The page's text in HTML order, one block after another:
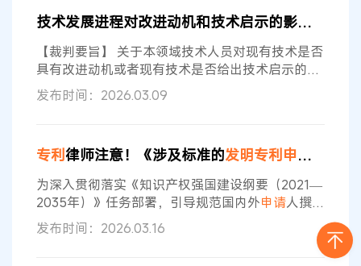
事务的商务部副部长兼USPTO局长约翰·A·斯奎尔
斯表示："我曾向参议院司法委员会及各领域 发明 人
郑重承诺'积极拥抱AI
技术发展进程对改进动机和技术启示的影响 含二审判决书原文
【裁判要旨】 关于本领域技术人员对现有技术是否
具有改进动机或者现有技术是否给出技术启示的判
断，可以综合考量申请日前所属技术领域的发展状
况和发展进程。如果在
因素更多。在此情形下，应当慎重认定本领域技术
人员对现有技术具有改进动机或者现有技术给出技
术启示。 【关键词】 行政发明专利申请驳回
发布时间：2026.03.09
专利律师注意！《涉及标准的发明专利申请
为深入贯彻落实《知识产权强国建设纲要（2021—
2035年）》任务部署，引导规范国内外申请人撰写
申请文件，提升 专利申请
准制定有效结合，国家知识产权局组织编写了《涉
指引》，供相关创新主体参
发布时间：2026.03.16